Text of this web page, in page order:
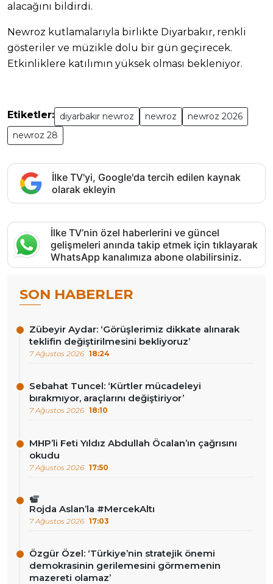
alacağını bildirdi.
Newroz kutlamalarıyla birlikte Diyarbakır, renkli
gösteriler ve müzikle dolu bir gün geçirecek.
Etkinliklere katılımın yüksek olması bekleniyor.
Etiketler: diyarbakır newroz newroz
newroz 2026
newroz 28
İlke TV'yi, Google'da tercih edilen kaynak
olarak ekleyin
İlke TV’nin özel haberlerini ve güncel
gelişmeleri anında takip etmek için tıklayarak
WhatsApp kanalımıza abone olabilirsiniz.
SON HABERLER
Zübeyir Aydar: ‘Görüşlerimiz dikkate alınarak
teklifin değiştirilmesini bekliyoruz’
7 Ağustos 2026 18:24
Sebahat Tuncel: ‘Kürtler mücadeleyi
bırakmıyor, araçlarını değiştiriyor’
7 Ağustos 2026 18:10
MHP’li Feti Yıldız Abdullah Öcalan’ın çağrısını
okudu
7 Ağustos 2026 17:50
Rojda Aslan’la #MercekAltı
7 Ağustos 2026 17:03
Özgür Özel: ‘Türkiye’nin stratejik önemi
demokrasinin gerilemesini görmemenin
mazereti olamaz’